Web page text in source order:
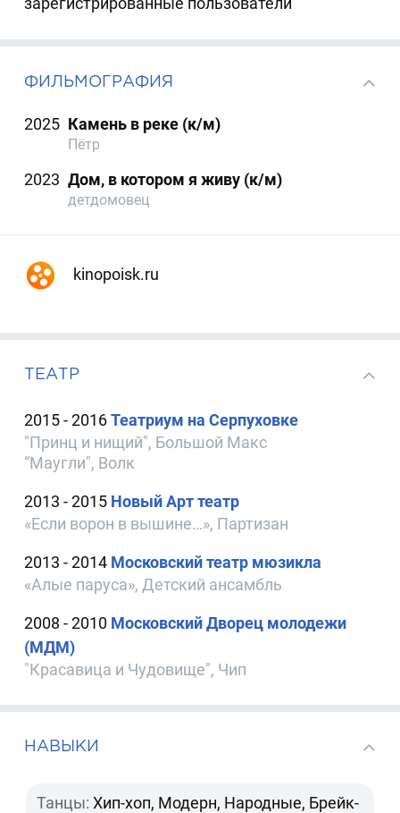
ФИЛЬМОГРАФИЯ
2025 Камень в реке (к/м)
Пётр
2023 Дом, в котором я живу (к/м)
детдомовец
kinopoisk.ru
ТЕАТР
2015 - 2016Театриум на Серпуховке
"Принц и нищий", Большой Макс
“Маугли", Волк
2013 - 2015 Новый Арт театр
«Если ворон в вышине…», Партизан
2013 - 2014 Московский театр мюзикла
«Алые паруса», Детский ансамбль
2008 - 2010 Московский Дворец молодежи
(МДМ)
"Красавица и Чудовище", Чип
НАВЫКИ
Танцы: Хип-хоп, Модерн, Народные, Брейк-